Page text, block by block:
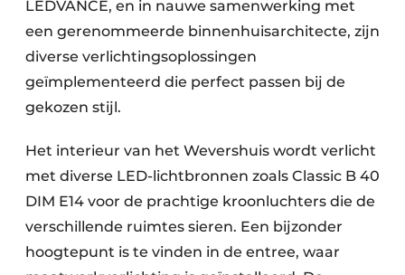
LEDVANCE, en in nauwe samenwerking met
een gerenommeerde binnenhuisarchitecte, zijn
diverse verlichtingsoplossingen
geïmplementeerd die perfect passen bij de
gekozen stijl.
Het interieur van het Wevershuis wordt verlicht
met diverse LED-lichtbronnen zoals Classic B 40
DIM E14 voor de prachtige kroonluchters die de
verschillende ruimtes sieren. Een bijzonder
hoogtepunt is te vinden in de entree, waar